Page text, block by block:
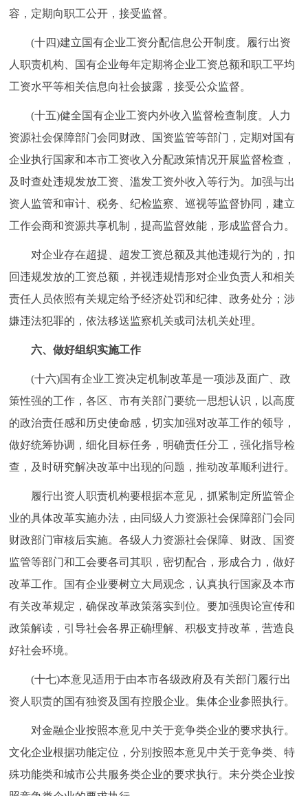
容，定期向职工公开，接受监督。
(十四)建立国有企业工资分配信息公开制度。履行出资
人职责机构、国有企业每年定期将企业工资总额和职工平均
工资水平等相关信息向社会披露，接受公众监督。
(十五)健全国有企业工资内外收入监督检查制度。人力
资源社会保障部门会同财政、国资监管等部门，定期对国有
企业执行国家和本市工资收入分配政策情况开展监督检查，
及时查处违规发放工资、滥发工资外收入等行为。加强与出
资人监管和审计、税务、纪检监察、巡视等监督协同，建立
工作会商和资源共享机制，提高监督效能，形成监督合力。
对企业存在超提、超发工资总额及其他违规行为的，扣
回违规发放的工资总额，并视违规情形对企业负责人和相关
责任人员依照有关规定给予经济处罚和纪律、政务处分；涉
嫌违法犯罪的，依法移送监察机关或司法机关处理。
六、做好组织实施工作
(十六)国有企业工资决定机制改革是一项涉及面广、政
策性强的工作，各区、市有关部门要统一思想认识，以高度
的政治责任感和历史使命感，切实加强对改革工作的领导，
做好统筹协调，细化目标任务，明确责任分工，强化指导检
查，及时研究解决改革中出现的问题，推动改革顺利进行。
履行出资人职责机构要根据本意见，抓紧制定所监管企
业的具体改革实施办法，由同级人力资源社会保障部门会同
财政部门审核后实施。各级人力资源社会保障、财政、国资
监管等部门和工会要各司其职，密切配合，形成合力，做好
改革工作。国有企业要树立大局观念，认真执行国家及本市
有关改革规定，确保改革政策落实到位。要加强舆论宣传和
政策解读，引导社会各界正确理解、积极支持改革，营造良
好社会环境。
(十七)本意见适用于由本市各级政府及有关部门履行出
资人职责的国有独资及国有控股企业。集体企业参照执行。
对金融企业按照本意见中关于竞争类企业的要求执行。
文化企业根据功能定位，分别按照本意见中关于竞争类、特
殊功能类和城市公共服务类企业的要求执行。未分类企业按